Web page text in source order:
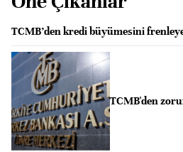
TCMB’den kredi büyümesini
TCMB'den